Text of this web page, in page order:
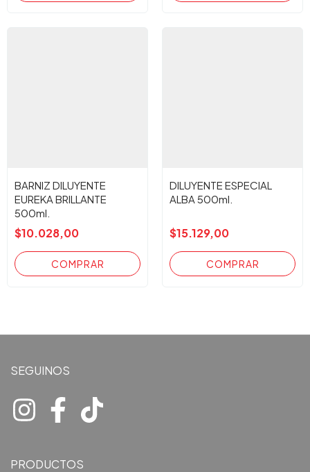
BARNIZ DILUYENTE
EUREKA BRILLANTE
500ml.
$10.028,00
DILUYENTE ESPECIAL
ALBA 500ml.
$15.129,00
SEGUINOS
PRODUCTOS